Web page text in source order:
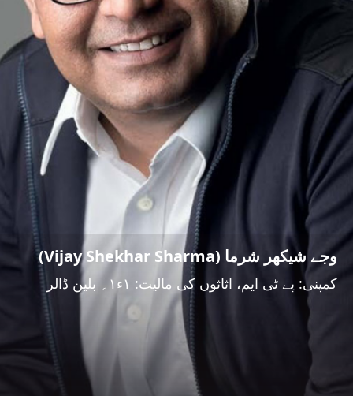
وجے شیکھر شرما (Vijay Shekhar Sharma)
کمپنی: پے ٹی ایم، اثاثوں کی مالیت: ۱ء۱؍ بلین ڈالر